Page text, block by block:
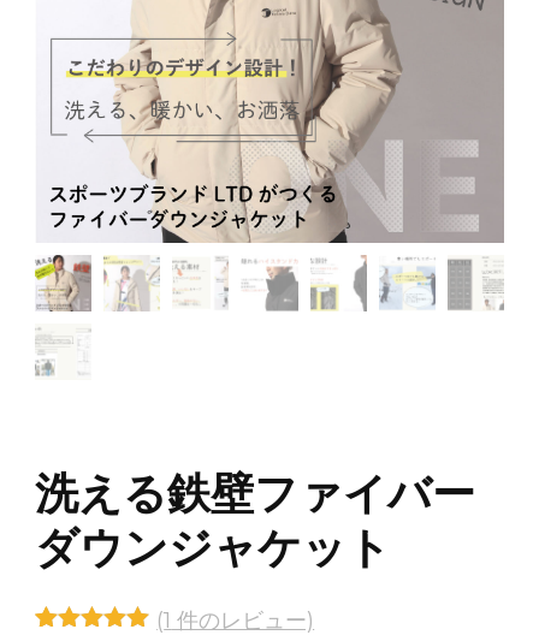
洗える鉄壁ファイバー
ダウンジャケット
(1 件のレビュー)